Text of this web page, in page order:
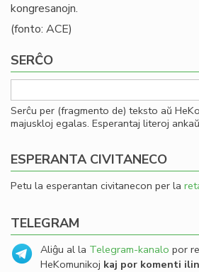
kongresanojn.
(fonto: ACE)
SERĈO
Serĉu per (fragmento de) teksto aŭ
majuskloj egalas. Esperantaj literoj
ESPERANTA CIVITANECO
Petu la esperantan civitanecon per la
TELEGRAM
Aliĝu al la Telegram-kanalo por
HeKomunikoj kaj por komenti ilin